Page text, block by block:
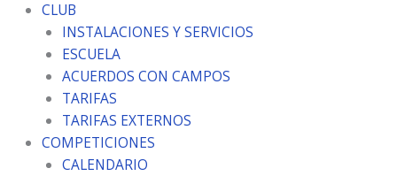
CLUB
INSTALACIONES Y SERVICIOS
ESCUELA
ACUERDOS CON CAMPOS
TARIFAS
TARIFAS EXTERNOS
COMPETICIONES
CALENDARIO